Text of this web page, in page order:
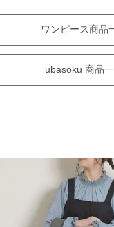
ワンピース商品
ubasoku 商品